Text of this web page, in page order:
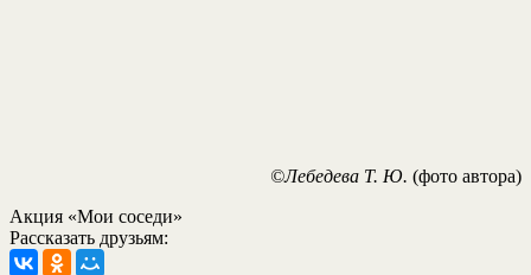
©Лебедева Т. Ю. (фото автора)
Акция «Мои соседи»
Рассказать друзьям: